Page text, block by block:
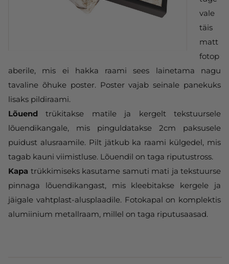
vale
täis
matt
fotop
aberile, mis ei hakka raami sees lainetama nagu
tavaline õhuke poster. Poster vajab seinale panekuks
lisaks pildiraami.
Lõuend trükitakse matile ja kergelt tekstuursele
lõuendikangale, mis pinguldatakse 2cm paksusele
puidust alusraamile. Pilt jätkub ka raami külgedel, mis
tagab kauni viimistluse. Lõuendil on taga riputustross.
Kapa trükkimiseks kasutame samuti mati ja tekstuurse
pinnaga lõuendikangast, mis kleebitakse kergele ja
jäigale vahtplast-alusplaadile. Fotokapal on komplektis
alumiinium metallraam, millel on taga riputusaasad.